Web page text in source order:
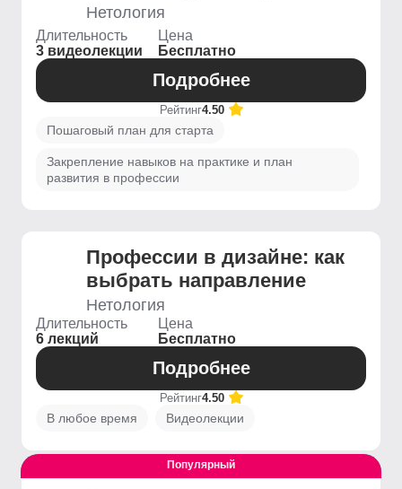
Нетология
Длительность
3 видеолекции
Цена
Бесплатно
Подробнее
Рейтинг4.50
Пошаговый план для старта
Закрепление навыков на практике и план
развития в профессии
Профессии в дизайне: как
выбрать направление
Нетология
Длительность
6 лекций
Цена
Бесплатно
Подробнее
Рейтинг4.50
В любое время Видеолекции
Выгодный
Популярный